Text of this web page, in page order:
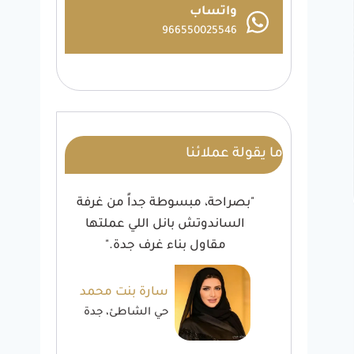
واتساب
966550025546
ما يقولة عملائنا
"بصراحة، مبسوطة جداً من غرفة
الساندوتش بانل اللي عملتها
مقاول بناء غرف جدة."
سارة بنت محمد
حي الشاطئ، جدة